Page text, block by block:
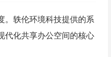
轶伦环境科技提供的系
代化共享办公空间的核心